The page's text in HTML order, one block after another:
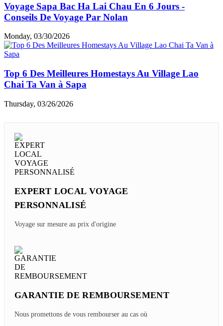
Voyage Sapa Bac Ha Lai Chau En 6 Jours -
Conseils De Voyage Par Nolan
Monday, 03/30/2026
Top 6 Des Meilleures Homestays Au Village Lao
Chai Ta Van à Sapa
Thursday, 03/26/2026
EXPERT LOCAL VOYAGE
PERSONNALISÉ
Voyage sur mesure au prix d'origine
GARANTIE DE REMBOURSEMENT
Nous promettons de vous rembourser au cas où